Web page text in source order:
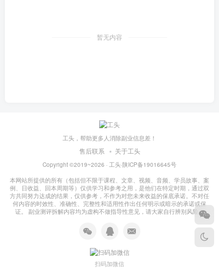
暂无内容
工头，帮助更多人消除副业信息差！
售后联系 关于工头
Copyright ©2019~2026 · 工头·陕ICP备19016645号
本网站所提供的所有（包括但不限于课程、文章、视频、音频、学员故事、案
例、日收益、回本周期等）仅供学习和参考之用，是他们在特定时期，通过双
方共同努力达成的结果，仅供参考，不作为对您未来收益的保底承诺。不对任
何内容的时效性、准确性、完整性和适用性作出任何明示或暗示的承诺或保
证。 副业测评拆解内容均为虚构不做指导性意见，请大家自行辨别风险！
扫码加微信